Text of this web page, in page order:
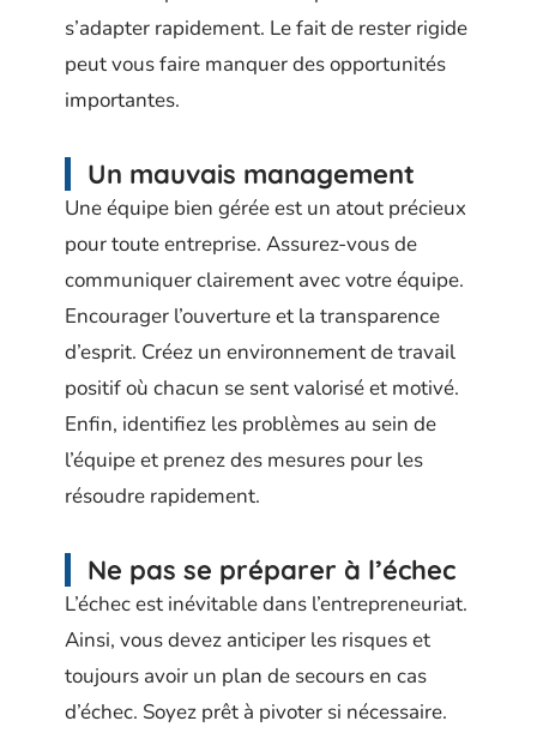
s’adapter rapidement. Le fait de rester rigide
peut vous faire manquer des opportunités
importantes.
Un mauvais management
Une équipe bien gérée est un atout précieux
pour toute entreprise. Assurez-vous de
communiquer clairement avec votre équipe.
Encourager l’ouverture et la transparence
d’esprit. Créez un environnement de travail
positif où chacun se sent valorisé et motivé.
Enfin, identifiez les problèmes au sein de
l’équipe et prenez des mesures pour les
résoudre rapidement.
Ne pas se préparer à l’échec
L’échec est inévitable dans l’entrepreneuriat.
Ainsi, vous devez anticiper les risques et
toujours avoir un plan de secours en cas
d’échec. Soyez prêt à pivoter si nécessaire.